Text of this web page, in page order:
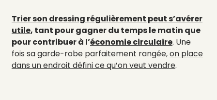
Trier son dressing régulièrement peut s’avérer
utile, tant pour gagner du temps le matin que
pour contribuer à l’économie circulaire. Une
fois sa garde-robe parfaitement rangée,on place
dans un endroit défini ce qu’on veut vendre.